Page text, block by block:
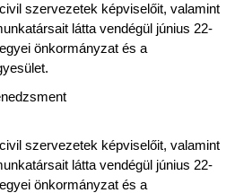
szervezetek képviselőit, valamint
látta vendégül június 22-
önkormányzat és a
szervezetek képviselőit, valamint
látta vendégül június 22-
önkormányzat és a